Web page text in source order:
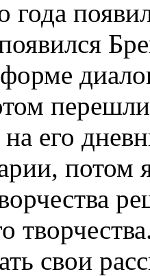
года
его
потом
свои